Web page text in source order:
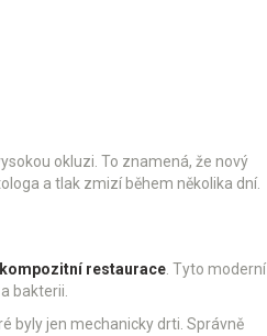
okluzi. To znamená, že nový
a tlak zmizí během několika dní.
kompozitní restaurace . Tyto moderní
bakterii.
byly jen mechanicky drti. Správně